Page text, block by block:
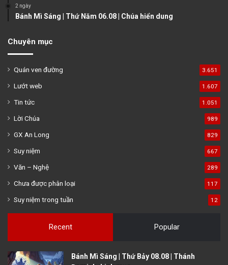
2 ngày
Bánh Mì Sáng | Thứ Năm 06.08 | Chúa hiển dung
Chuyên mục
Quán ven đường 3.651
Lướt web 1.607
Tin tức 1.051
Lời Chúa 989
GX An Long 829
Suy niệm 667
Văn – Nghệ 289
Chưa được phân loại 117
Suy niệm trong tuần 12
Recent Popular
Bánh Mì Sáng | Thứ Bảy 08.08 | Thánh